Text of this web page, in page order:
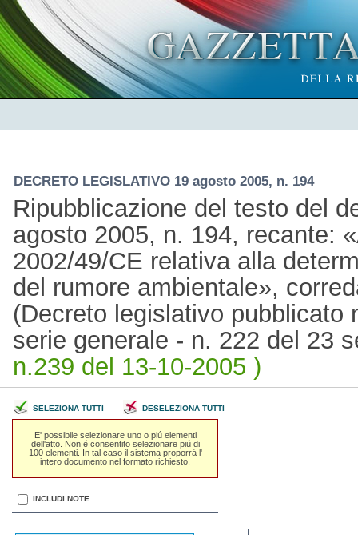
DECRETO LEGISLATIVO 19 agosto 2005, n. 194
Ripubblicazione del testo del
agosto 2005, n. 194, recante:
2002/49/CE relativa alla
del rumore ambientale»,
(Decreto legislativo pubblicato
serie generale - n. 222 del 23
n.239 del 13-10-2005 )
SELEZIONA TUTTI DESELEZIONA TUTTI
E' possibile selezionare uno o piú elementi
dell'atto. Non é consentito selezionare piú di
100 elementi. In tal caso il sistema proporrá l'
intero documento nel formato richiesto.
INCLUDI NOTE